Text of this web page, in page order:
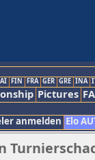
FIN FRA GER GRE INA
Pictures
anmelden Elo